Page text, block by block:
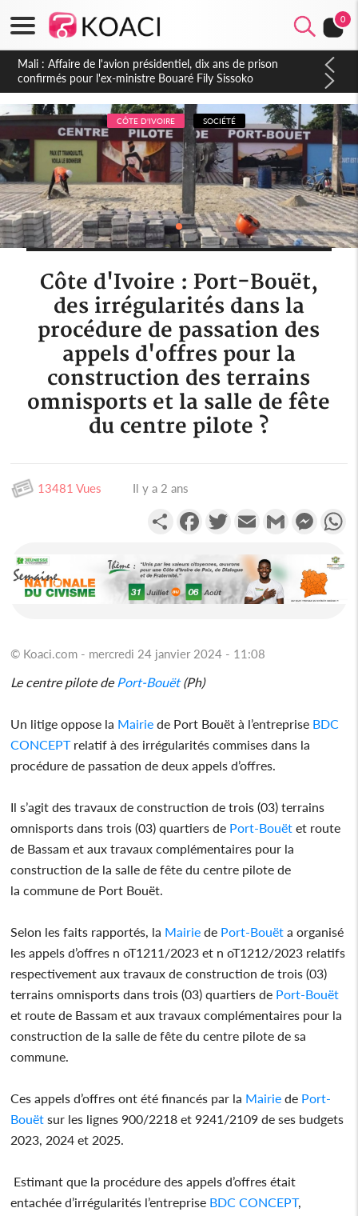
0
Nigeria : Le Togo et le Cameroun principaux acheteurs des
produits de la raffinerie Dangote en juillet
CÔTE D'IVOIRE SOCIÉTÉ
Côte d'Ivoire : Port-Bouët,
des irrégularités dans la
procédure de passation des
appels d'offres pour la
construction des terrains
omnisports et la salle de fête
du centre pilote ?
13481 Vues Il y a 2 ans
PartagerFacebookTwitterEmail Gmail
© Koaci.com - mercredi 24 janvier 2024 - 11:08
Le centre pilote de Port-Bouët(Ph)
Un litige oppose la Mairie de Port Bouët à l’entreprise BDC
CONCEPTrelatif à des irrégularités commises dans la
procédure de passation de deux appels d’offres.
Il s’agit des travaux de construction de trois (03) terrains
omnisports dans trois (03) quartiers de Port-Bouët et route
de Bassam et aux travaux complémentaires pour la
construction de la salle de fête du centre pilote de
la commune de Port Bouët.
Selon les faits rapportés, la Mairie de Port-Bouët a organisé
les appels d’offres n oT1211/2023 et n oT1212/2023 relatifs
respectivement aux travaux de construction de trois (03)
terrains omnisports dans trois (03) quartiers de Port-Bouët
et route de Bassam et aux travaux complémentaires pour la
construction de la salle de fête du centre pilote de sa
commune.
Ces appels d’offres ont été financés par la Mairie de Port-
Bouët sur les lignes 900/2218 et 9241/2109 de ses budgets
2023, 2024 et 2025.
Estimant que la procédure des appels d’offres était
entachée d’irrégularités l’entreprise BDC CONCEPT,